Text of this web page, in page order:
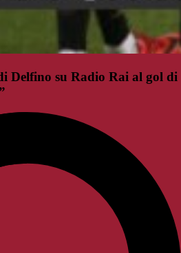
Delfino su Radio Rai al gol di